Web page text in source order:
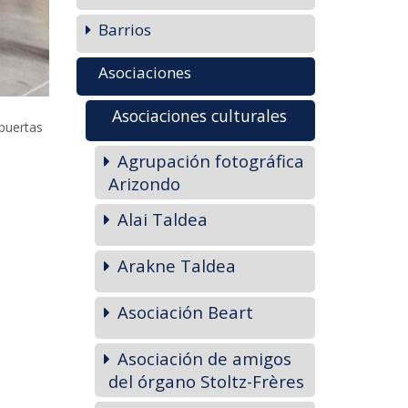
Barrios
Asociaciones
Asociaciones culturales
Agrupación fotográfica
Arizondo
Alai Taldea
Arakne Taldea
Asociación Beart
Asociación de amigos
del órgano Stoltz-Frères